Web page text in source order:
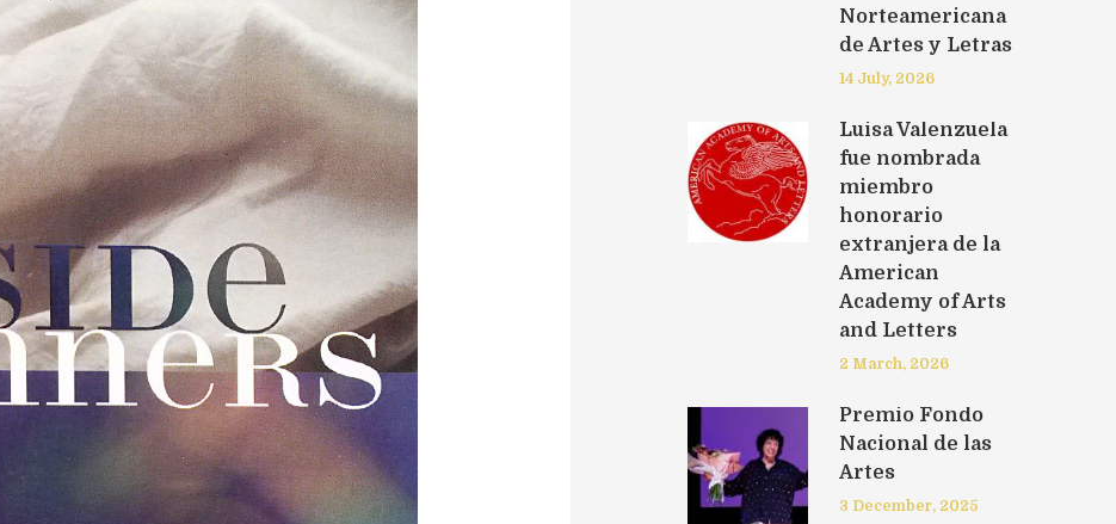
Norteamericana
de Artes y Letras
14 July, 2026
Luisa Valenzuela
fue nombrada
miembro
honorario
extranjera de la
American
Academy of Arts
and Letters
2 March, 2026
Premio Fondo
Nacional de las
Artes
3 December, 2025